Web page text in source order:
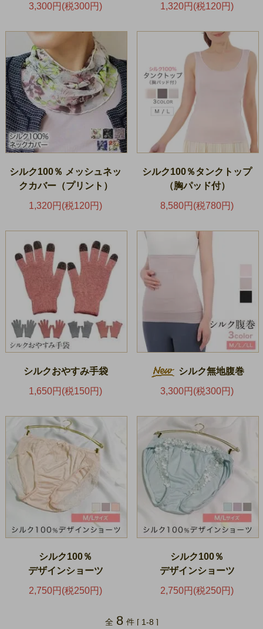
3,300円(税300円)
1,320円(税120円)
シルク100％ メッシュネッ
クカバー（プリント）
1,320円(税120円)
シルク100％タンクトップ
（胸パッド付）
8,580円(税780円)
シルクおやすみ手袋
1,650円(税150円)
シルク無地腹巻
3,300円(税300円)
シルク100％
デザインショーツ
2,750円(税250円)
シルク100％
デザインショーツ
2,750円(税250円)
全 8 件 [ 1-8 ]